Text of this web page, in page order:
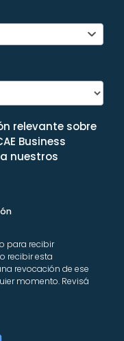
relevante sobre
Business
nuestros
para recibir
recibir esta
revocación de ese
momento. Revisá